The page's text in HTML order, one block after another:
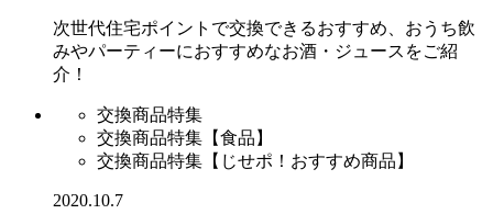
次世代住宅ポイントで交換できるおすすめ、おうち飲
みやパーティーにおすすめなお酒・ジュースをご紹
介！
交換商品特集
交換商品特集【食品】
交換商品特集【じせポ！おすすめ商品】
2020.10.7